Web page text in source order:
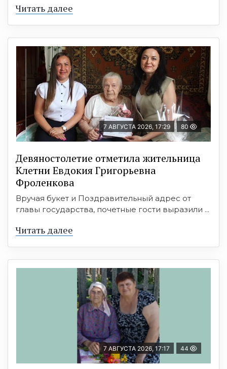
Читать далее
7 АВГУСТА 2026, 17:29 80
Девяностолетие отметила жительница
Клетни Евдокия Григорьевна
Фроленкова
Вручая букет и Поздравительный адрес от
главы государства, почетные гости выразили ...
Читать далее
7 АВГУСТА 2026, 17:17 44